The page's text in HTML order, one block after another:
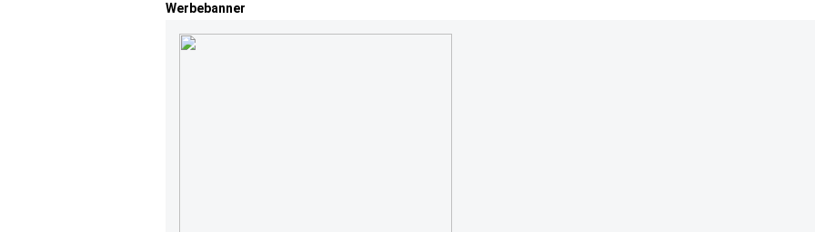
Werbebanner